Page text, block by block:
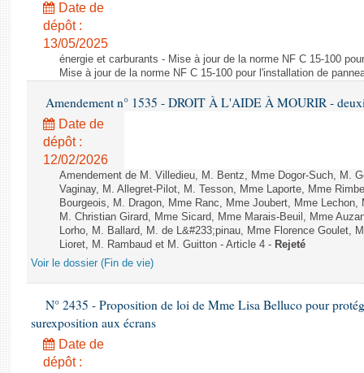
Date de
dépôt :
13/05/2025
énergie et carburants - Mise à jour de la norme NF C 15-100
Mise à jour de la norme NF C 15-100 pour l'installation de
Amendement n° 1535 - DROIT À L'AIDE À MOURIR -
Date de
dépôt :
12/02/2026
Amendement de M. Villedieu, M. Bentz, Mme Dogor-Such, M.
Vaginay, M. Allegret-Pilot, M. Tesson, Mme Laporte, Mme
Bourgeois, M. Dragon, Mme Ranc, Mme Joubert, Mme
M. Christian Girard, Mme Sicard, Mme Marais-Beuil, Mme
Lorho, M. Ballard, M. de L&#233;pinau, Mme Florence Goulet,
Lioret, M. Rambaud et M. Guitton - Article 4 - Rejeté
Voir le dossier (Fin de vie)
N° 2435 - Proposition de loi de Mme Lisa Belluco pour
surexposition aux écrans
Date de
dépôt :